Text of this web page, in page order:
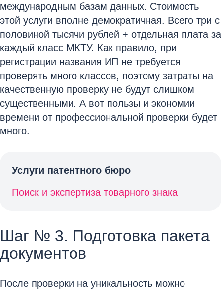
международным базам данных. Стоимость
этой услуги вполне демократичная. Всего три с
половиной тысячи рублей + отдельная плата за
каждый класс МКТУ. Как правило, при
регистрации названия ИП не требуется
проверять много классов, поэтому затраты на
качественную проверку не будут слишком
существенными. А вот пользы и экономии
времени от профессиональной проверки будет
много.
Услуги патентного бюро
Поиск и экспертиза товарного знака
Шаг № 3. Подготовка пакета
документов
После проверки на уникальность можно